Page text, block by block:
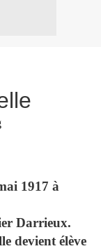
1917 à
Darrieux.
devient élève